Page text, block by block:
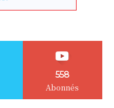
558
Abonnés